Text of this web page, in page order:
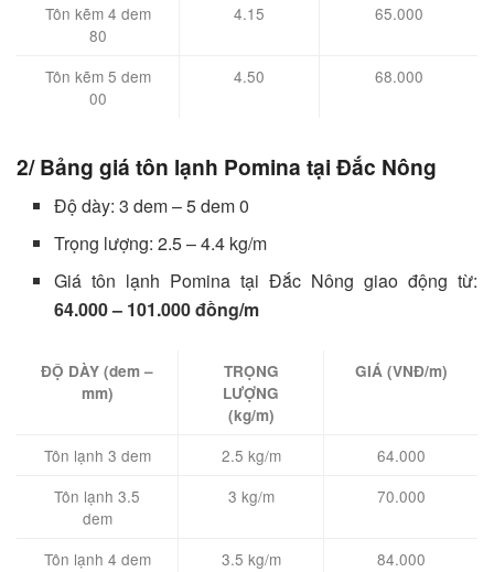
Tôn kẽm 4 dem
80
4.15 65.000
Tôn kẽm 5 dem
00
4.50 68.000
2/ Bảng giá tôn lạnh Pomina tại Đắc Nông
Độ dày: 3 dem – 5 dem 0
Trọng lượng: 2.5 – 4.4 kg/m
Giá tôn lạnh Pomina tại Đắc Nông giao động từ:
64.000 – 101.000 đồng/m
ĐỘ DÀY (dem –
mm)
TRỌNG
LƯỢNG
(kg/m)
GIÁ (VNĐ/m)
Tôn lạnh 3 dem 2.5 kg/m
64.000
Tôn lạnh 3.5
dem
3 kg/m 70.000
Tôn lạnh 4 dem 3.5 kg/m
84.000